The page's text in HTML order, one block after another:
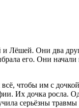
Лёшей. Они два
его. Они начали
чтобы им с
Их дочка росла.
серьёзны